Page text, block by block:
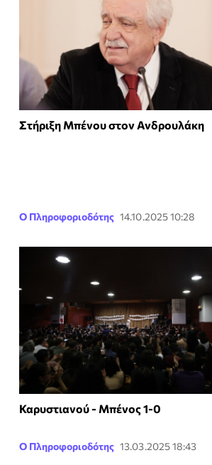
Στήριξη Μπένου στον Ανδρουλάκη
Ο Πληροφοριοδότης 14.10.2025 10:28
Καρυστιανού - Μπένος 1-0
Ο Πληροφοριοδότης 13.03.2025 18:43